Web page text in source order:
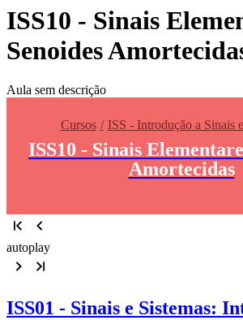
ISS10 - Sinais
Senoides
Aula sem descrição
Cursos ISS - Introdução a Sinais
ISS10 - Sinais
Amortecidas
autoplay
ISS01 - Sinais e Sistemas: